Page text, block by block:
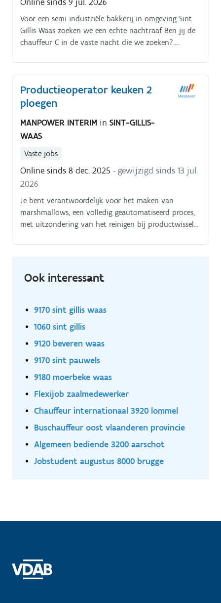
Voor een semi industriële bakkerij in omgeving Sint
Gillis Waas zoeken we een echte nachtraaf Ben jij de
chauffeur C in de vaste nacht die we zoeken?.
Productieoperator keuken 2
ploegen
MANPOWER INTERIM in SINT-GILLIS-
WAAS
Vaste jobs
Online sinds 8 dec. 2025 - gewijzigd sinds 13 jul.
2026
Je bent verantwoordelijk voor het maken van
marshmallows, een volledig geautomatiseerd proces,
met uitzondering van het reinigen bij productwissels.
Ook interessant
9170 sint gillis waas
1060 sint gillis
9120 beveren waas
9170 sint pauwels
9180 moerbeke waas
Flexijob zaalmedewerker
Chauffeur internationaal 3920 lommel
Buschauffeur oost vlaanderen provincie
Algemeen bediende 3200 aarschot
Jobstudent augustus 8000 brugge